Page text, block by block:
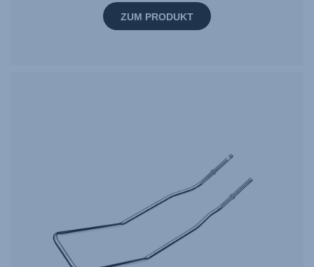
ZUM PRODUKT